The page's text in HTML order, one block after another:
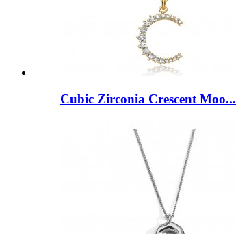
Cubic Zirconia Crescent Moo...